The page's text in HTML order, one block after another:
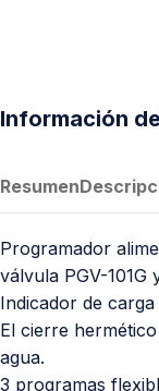
Información
Resumen
Programador
válvula PGV-101G
Indicador de
El cierre
agua.
3 programas